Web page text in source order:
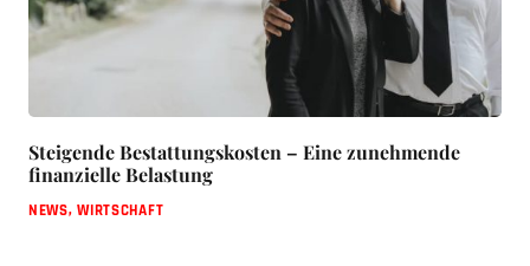
Steigende Bestattungskosten – Eine zunehmende
finanzielle Belastung
NEWS,WIRTSCHAFT